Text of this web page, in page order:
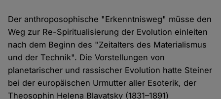
Der anthroposophische "Erkenntnisweg" müsse den
Weg zur Re-Spiritualisierung der Evolution einleiten
nach dem Beginn des "Zeitalters des Materialismus
und der Technik". Die Vorstellungen von
planetarischer und rassischer Evolution hatte Steiner
bei der europäischen Urmutter aller Esoterik, der
Theosophin Helena Blavatsky (1831–1891)